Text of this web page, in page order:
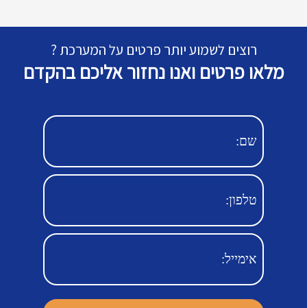
רוצים לשמוע יותר פרטים על המערכת ?
מלאו פרטים ואנו נחזור אליכם בהקדם